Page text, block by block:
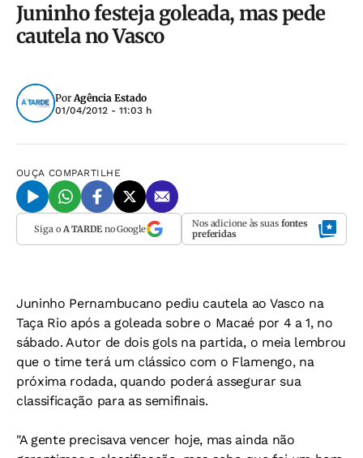
Juninho festeja goleada, mas pede
cautela no Vasco
PorAgência Estado
01/04/2012 - 11:03 h
OUÇA COMPARTILHE
Siga o A TARDEno Google Nos adicione às suas fontes
preferidas
Juninho Pernambucano pediu cautela ao Vasco na
Taça Rio após a goleada sobre o Macaé por 4 a 1, no
sábado. Autor de dois gols na partida, o meia lembrou
que o time terá um clássico com o Flamengo, na
próxima rodada, quando poderá assegurar sua
classificação para as semifinais.
"A gente precisava vencer hoje, mas ainda não